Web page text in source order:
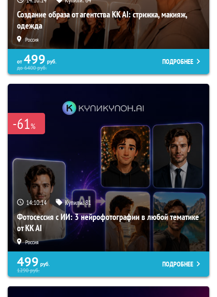
Создание образа от агентства KK AI: стрижка, макияж,
одежда
Россия
от 499 руб.
до6400руб.
ПОДРОБНЕЕ
-61%
14:10:13 Купили:81
Фотосессия с ИИ: 3 нейрофотографии в любой тематике
от KK AI
Россия
499 руб.
1290руб.
ПОДРОБНЕЕ